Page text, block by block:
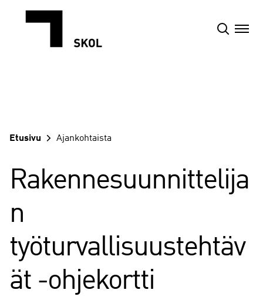
sisältöön
Etusivu Ajankohtaista
Rakennesuunnittelija
n
työturvallisuustehtäv
ät -ohjekortti